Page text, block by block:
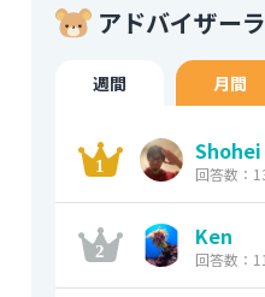
アドバイザー
週間 月間
Shohei
回答数：
Ken
回答数：